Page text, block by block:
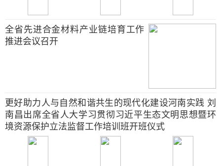
全省先进合金材料产业链培育工作
推进会议召开
更好助力人与自然和谐共生的现代化建设河南实践 刘
南昌出席全省人大学习贯彻习近平生态文明思想暨环
境资源保护立法监督工作培训班开班仪式